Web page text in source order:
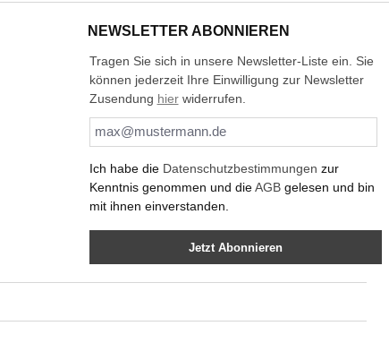
NEWSLETTER ABONNIEREN
Tragen Sie sich in unsere Newsletter-Liste ein. Sie
können jederzeit Ihre Einwilligung zur Newsletter
Zusendung hierwiderrufen.
Ich habe die Datenschutzbestimmungen zur
Kenntnis genommen und dieAGBgelesen und bin
mit ihnen einverstanden.
Jetzt Abonnieren